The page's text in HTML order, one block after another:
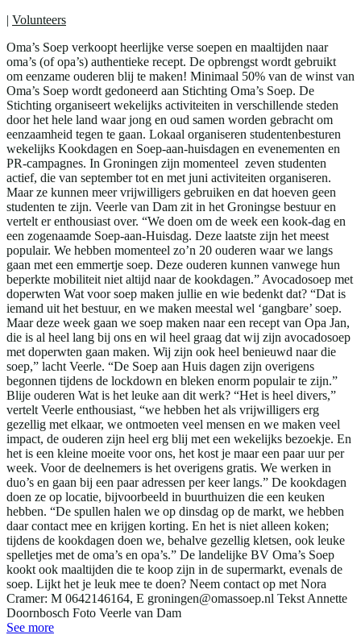
| Volunteers
Oma’s Soep verkoopt heerlijke verse soepen en maaltijden naar
oma’s (of opa’s) authentieke recept. De opbrengst wordt gebruikt
om eenzame ouderen blij te maken! Minimaal 50% van de winst van
Oma’s Soep wordt gedoneerd aan Stichting Oma’s Soep. De
Stichting organiseert wekelijks activiteiten in verschillende steden
door het hele land waar jong en oud samen worden gebracht om
eenzaamheid tegen te gaan. Lokaal organiseren studentenbesturen
wekelijks Kookdagen en Soep-aan-huisdagen en evenementen en
PR-campagnes. In Groningen zijn momenteel zeven studenten
actief, die van september tot en met juni activiteiten organiseren.
Maar ze kunnen meer vrijwilligers gebruiken en dat hoeven geen
studenten te zijn. Veerle van Dam zit in het Groningse bestuur en
vertelt er enthousiast over. “We doen om de week een kook-dag en
een zogenaamde Soep-aan-Huisdag. Deze laatste zijn het meest
populair. We hebben momenteel zo’n 20 ouderen waar we langs
gaan met een emmertje soep. Deze ouderen kunnen vanwege hun
beperkte mobiliteit niet altijd naar de kookdagen.” Avocadosoep met
doperwten Wat voor soep maken jullie en wie bedenkt dat? “Dat is
iemand uit het bestuur, en we maken meestal wel ‘gangbare’ soep.
Maar deze week gaan we soep maken naar een recept van Opa Jan,
die is al heel lang bij ons en wil heel graag dat wij zijn avocadosoep
met doperwten gaan maken. Wij zijn ook heel benieuwd naar die
soep,” lacht Veerle. “De Soep aan Huis dagen zijn overigens
begonnen tijdens de lockdown en bleken enorm populair te zijn.”
Blije ouderen Wat is het leuke aan dit werk? “Het is heel divers,”
vertelt Veerle enthousiast, “we hebben het als vrijwilligers erg
gezellig met elkaar, we ontmoeten veel mensen en we maken veel
impact, de ouderen zijn heel erg blij met een wekelijks bezoekje. En
het is een kleine moeite voor ons, het kost je maar een paar uur per
week. Voor de deelnemers is het overigens gratis. We werken in
duo’s en gaan bij een paar adressen per keer langs.” De kookdagen
doen ze op locatie, bijvoorbeeld in buurthuizen die een keuken
hebben. “De spullen halen we op dinsdag op de markt, we hebben
daar contact mee en krijgen korting. En het is niet alleen koken;
tijdens de kookdagen doen we, behalve gezellig kletsen, ook leuke
spelletjes met de oma’s en opa’s.” De landelijke BV Oma’s Soep
kookt ook maaltijden die te koop zijn in de supermarkt, evenals de
soep. Lijkt het je leuk mee te doen? Neem contact op met Nora
Cramer: M 0642146164, E groningen@omassoep.nl Tekst Annette
Doornbosch Foto Veerle van Dam
See more